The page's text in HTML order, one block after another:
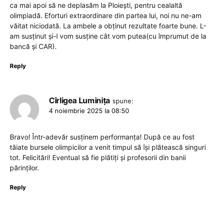
ca mai apoi să ne deplasăm la Ploiești, pentru cealaltă
olimpiadă. Eforturi extraordinare din partea lui, noi nu ne-am
văitat niciodată. La ambele a obținut rezultate foarte bune. L-
am susținut și-l vom susține cât vom putea(cu împrumut de la
bancă și CAR).
Reply
Cîrligea Luminița spune:
4 noiembrie 2025 la 08:50
Bravo! Într-adevăr susținem performanța! După ce au fost
tăiate bursele olimpicilor a venit timpul să își plătească singuri
tot. Felicitări! Eventual să fie plătiți și profesorii din banii
părinților.
Reply